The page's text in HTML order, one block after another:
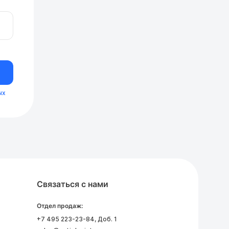
Связаться с нами
Отдел продаж:
+7 495 223-23-84, Доб. 1